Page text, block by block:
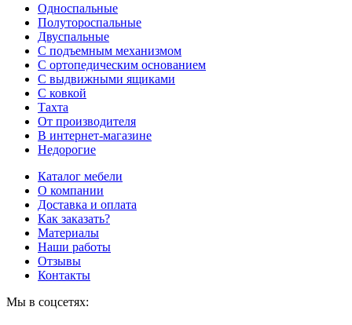
Односпальные
Полутороспальные
Двуспальные
С подъемным механизмом
С ортопедическим основанием
С выдвижными ящиками
С ковкой
Тахта
От производителя
В интернет-магазине
Недорогие
Каталог мебели
О компании
Доставка и оплата
Как заказать?
Материалы
Наши работы
Отзывы
Контакты
Мы в соцсетях: